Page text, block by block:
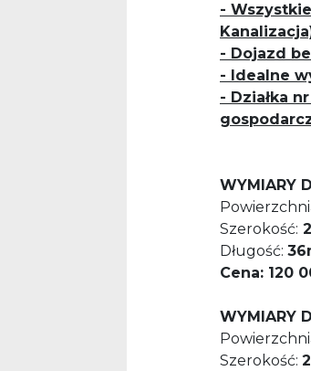
-
- Dojazd
- Idealne
- Działka
WYMIARY
Szerokość:
Długość:
Cena: 120
WYMIARY
Szerokość: